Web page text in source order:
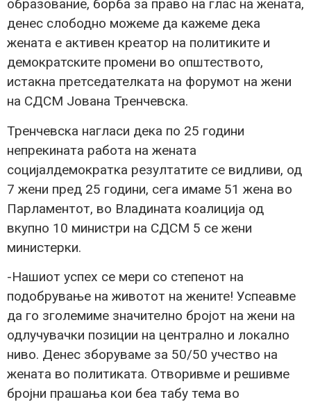
образование, борба за право на глас на жената,
денес слободно можеме да кажеме дека
жената е активен креатор на политиките и
демократските промени во општеството,
истакна претседателката на форумот на жени
на СДСМ Јована Тренчевска.
Тренчевска нагласи дека по 25 години
непрекината работа на жената
социјалдемократка резултатите се видливи, од
7 жени пред 25 години, сега имаме 51 жена во
Парламентот, во Владината коалиција од
вкупно 10 министри на СДСМ 5 се жени
министерки.
-Нашиот успех се мери со степенот на
подобрување на животот на жените! Успеавме
да го зголемиме значително бројот на жени на
одлучувачки позиции на централно и локално
ниво. Денес зборуваме за 50/50 учество на
жената во политиката. Отворивме и решивме
бројни прашања кои беа табу тема во